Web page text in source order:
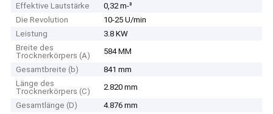
Effektive Lautstärke
0,32 m-³
Die Revolution
10-25 U/min
Leistung
3.8 KW
Breite des
Trocknerkörpers (A)
584 MM
Gesamtbreite (b)
841 mm
Länge des
Trocknerkörpers (C)
2.820 mm
Gesamtlänge (D)
4.876 mm